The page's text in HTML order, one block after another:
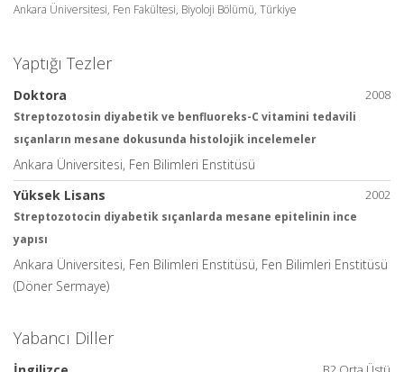
Ankara Üniversitesi, Fen Fakültesi, Biyoloji Bölümü, Türkiye
Yaptığı Tezler
2008
Doktora
Streptozotosin diyabetik ve benfluoreks-C vitamini tedavili
sıçanların mesane dokusunda histolojik incelemeler
Ankara Üniversitesi, Fen Bilimleri Enstitüsü
2002
Yüksek Lisans
Streptozotocin diyabetik sıçanlarda mesane epitelinin ince
yapısı
Ankara Üniversitesi, Fen Bilimleri Enstitüsü, Fen Bilimleri Enstitüsü
(Döner Sermaye)
Yabancı Diller